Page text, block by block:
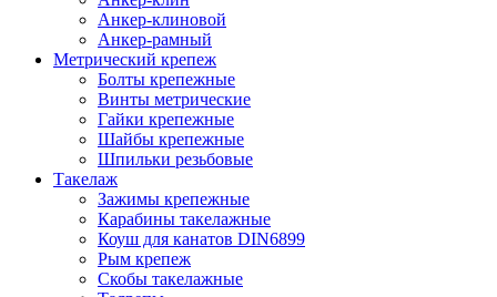
Анкер-клиновой
Анкер-рамный
Метрический крепеж
Болты крепежные
Винты метрические
Гайки крепежные
Шайбы крепежные
Шпильки резьбовые
Такелаж
Зажимы крепежные
Карабины такелажные
Коуш для канатов DIN6899
Рым крепеж
Скобы такелажные